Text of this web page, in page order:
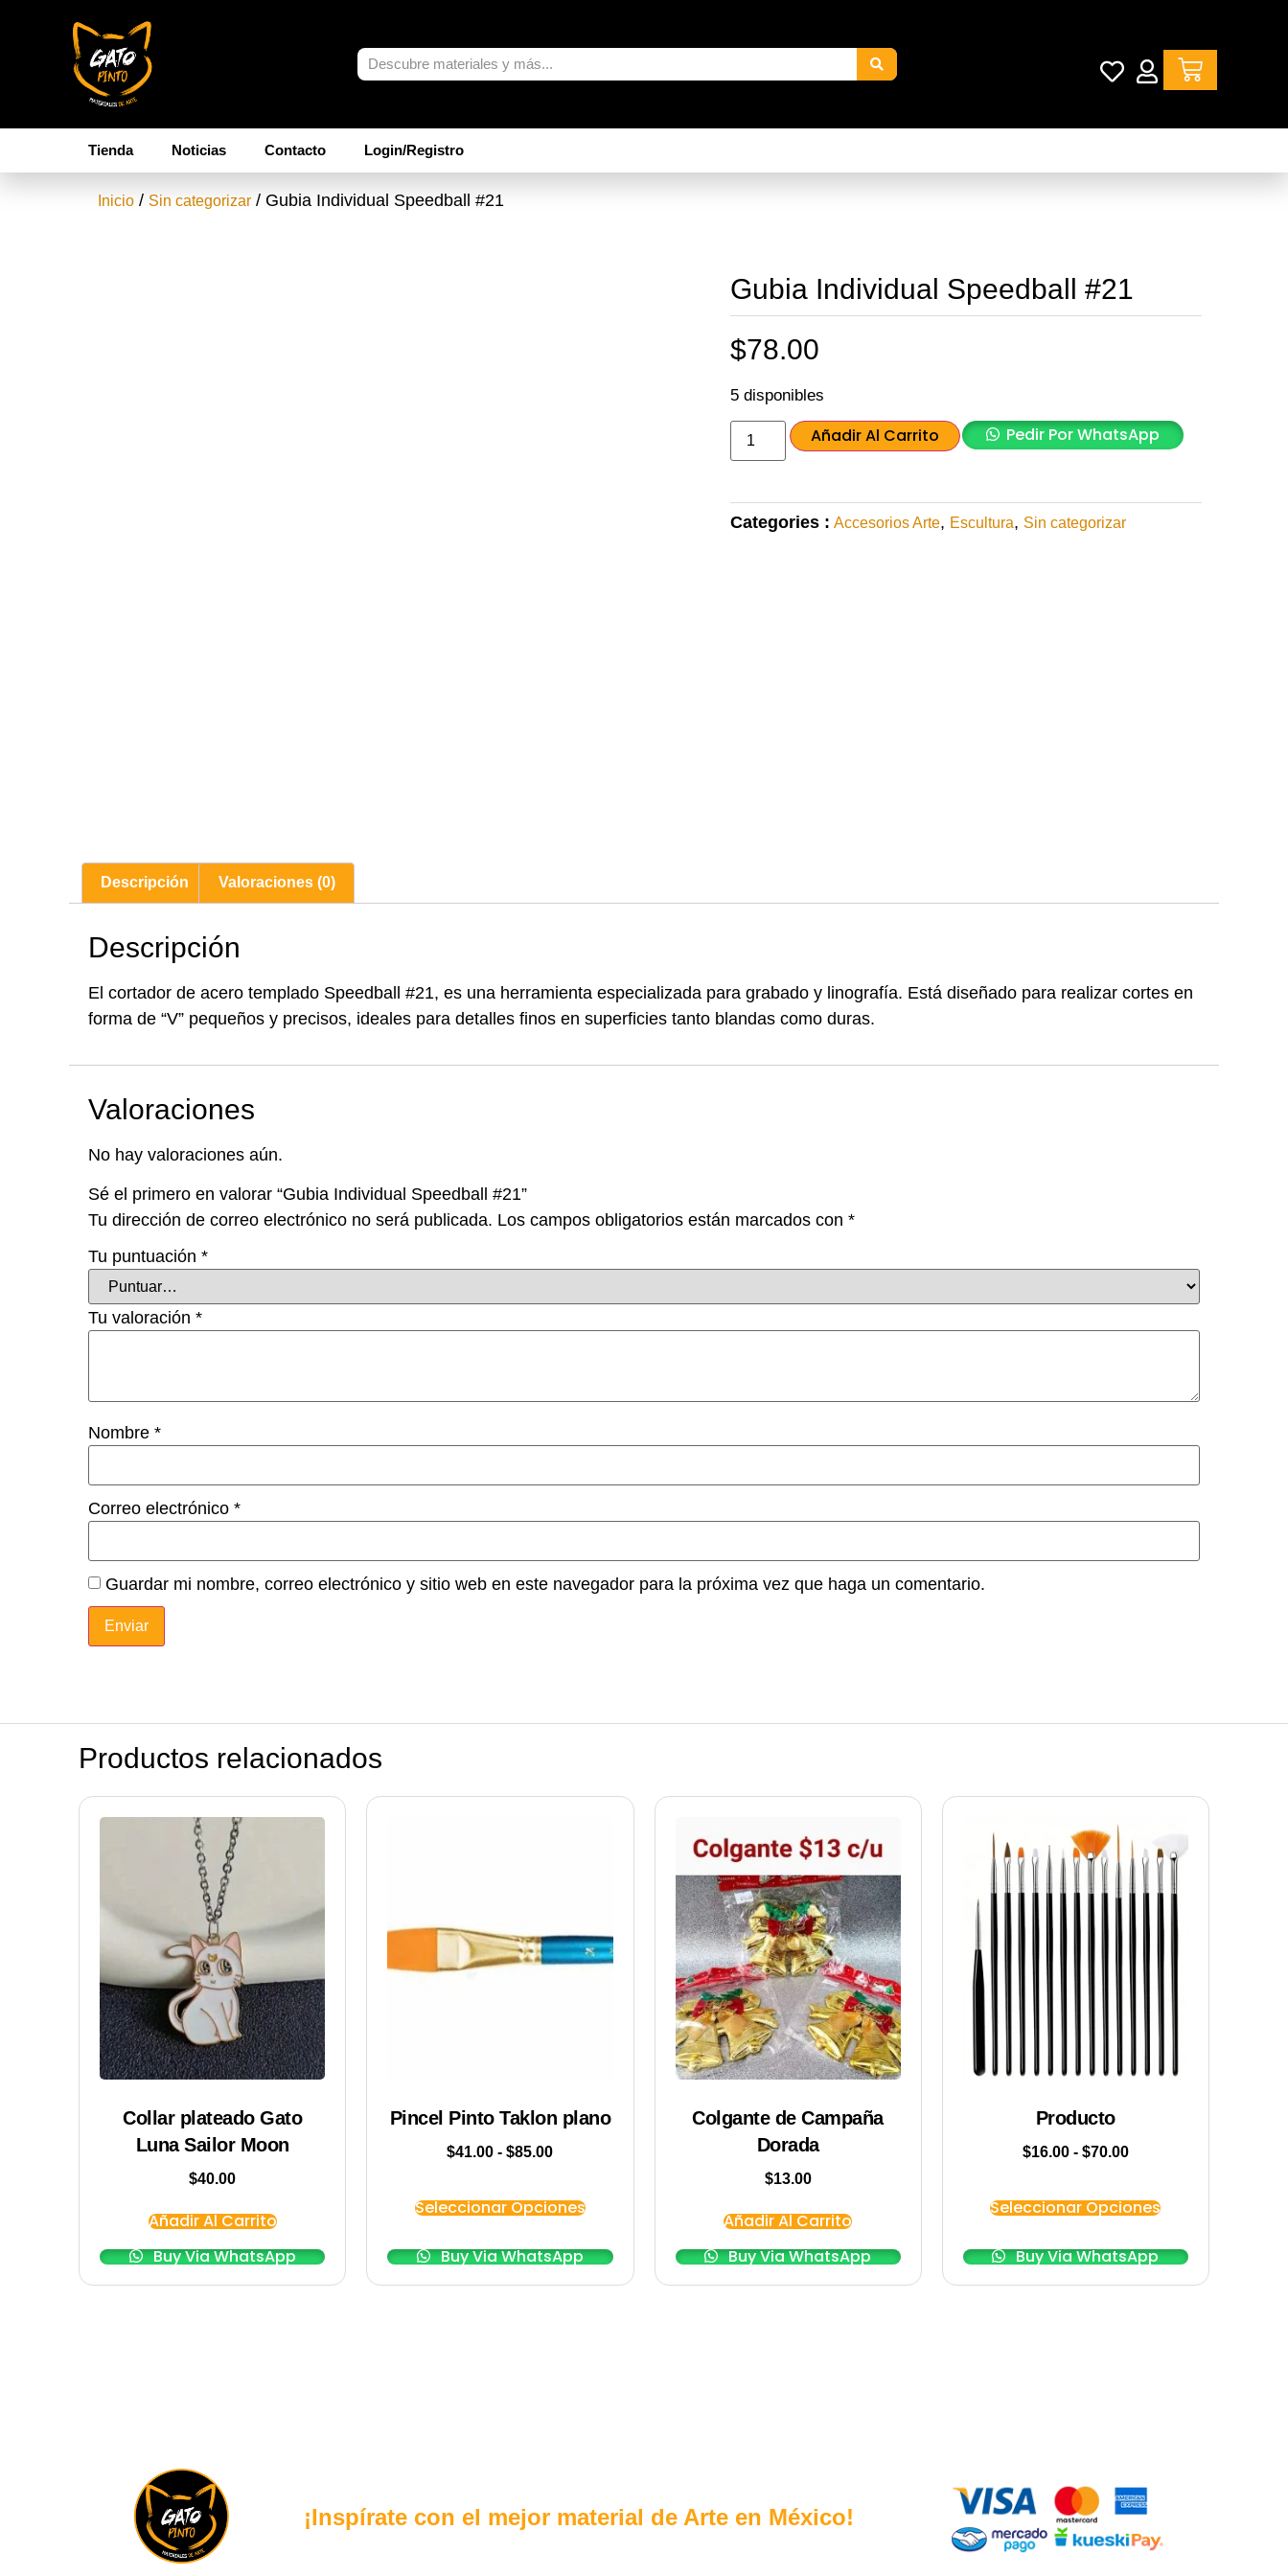
Tienda Noticias Contacto Login/Registro
Inicio / Sin categorizar / Gubia Individual Speedball #21
Gubia Individual Speedball #21
$78.00
5 disponibles
Añadir Al Carrito Pedir Por WhatsApp
Categories : Accesorios Arte, Escultura, Sin categorizar
Descripción Valoraciones (0)
Descripción
El cortador de acero templado Speedball #21, es una herramienta especializada para grabado y linografía. Está diseñado para realizar cortes en
forma de “V” pequeños y precisos, ideales para detalles finos en superficies tanto blandas como duras.
Valoraciones
No hay valoraciones aún.
Sé el primero en valorar “Gubia Individual Speedball #21”
Tu dirección de correo electrónico no será publicada. Los campos obligatorios están marcados con *
Tu puntuación *
Tu valoración *
Nombre *
Correo electrónico *
Guardar mi nombre, correo electrónico y sitio web en este navegador para la próxima vez que haga un comentario.
Productos relacionados
Collar plateado Gato
Luna Sailor Moon
$40.00
Añadir Al Carrito
Buy Via WhatsApp
Pincel Pinto Taklon plano
$41.00 - $85.00
Seleccionar Opciones
Buy Via WhatsApp
Colgante de Campaña
Dorada
$13.00
Añadir Al Carrito
Buy Via WhatsApp
Producto
$16.00 - $70.00
Seleccionar Opciones
Buy Via WhatsApp
¡Inspírate con el mejor material de Arte en México!